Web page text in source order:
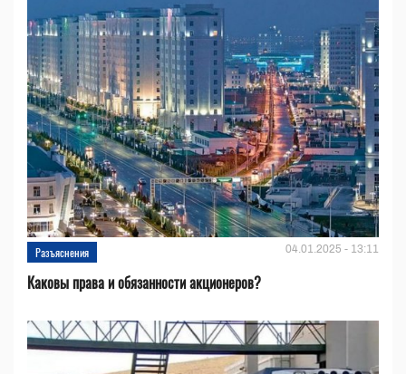
Разъяснения 04.01.2025 - 13:11
Каковы права и обязанности акционеров?